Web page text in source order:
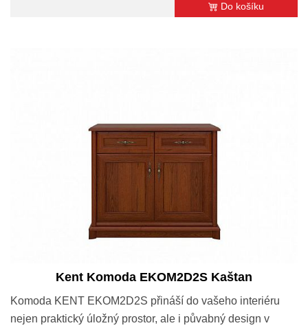
Do košíku
Kent Komoda EKOM2D2S Kaštan
Komoda KENT EKOM2D2S přináší do vašeho interiéru
nejen praktický úložný prostor, ale i půvabný design v